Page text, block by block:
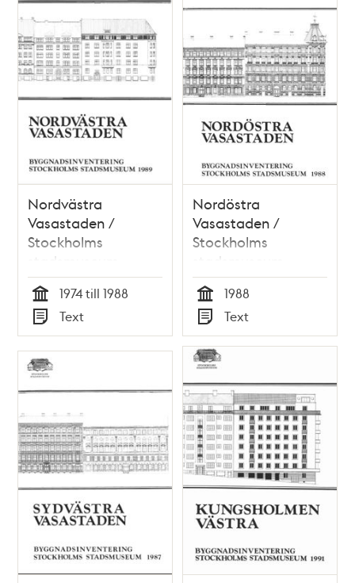
Nordvästra
Vasastaden /
Stockholms
stadsmuseum
Tid
1974 till 1988
Typ
Text
Nordöstra
Vasastaden /
Stockholms
stadsmuseum
Tid
1988
Typ
Text